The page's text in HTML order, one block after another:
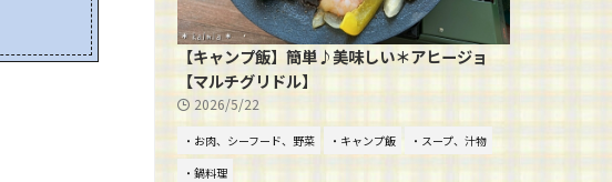
【キャンプ飯】簡単♪美味しい＊アヒージョ
【マルチグリドル】
2026/5/22
・お肉、シーフード、野菜 ・キャンプ飯
・スープ、汁物
・鍋料理